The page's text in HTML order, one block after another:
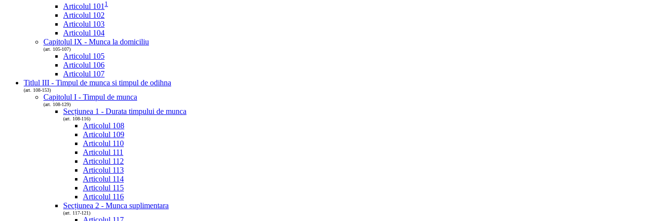
Articolul 101 1
Articolul 102
Articolul 103
Articolul 104
Capitolul IX - Munca la domiciliu
(art. 105-107)
Articolul 105
Articolul 106
Articolul 107
Titlul III - Timpul de munca si timpul de odihna
(art. 108-153)
Capitolul I - Timpul de munca
(art. 108-129)
Secțiunea 1 - Durata timpului de munca
(art. 108-116)
Articolul 108
Articolul 109
Articolul 110
Articolul 111
Articolul 112
Articolul 113
Articolul 114
Articolul 115
Articolul 116
Secțiunea 2 - Munca suplimentara
(art. 117-121)